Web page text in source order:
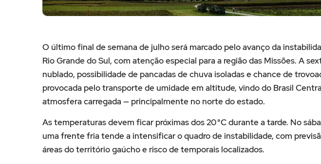
O último final de semana de julho será marcado pelo avanço da
Rio Grande do Sul, com atenção especial para a região das Missões. A
nublado, possibilidade de pancadas de chuva isoladas e chance de
provocada pelo transporte de umidade em altitude, vindo do Brasil
atmosfera carregada — principalmente no norte do estado.
As temperaturas devem ficar próximas dos 20 °C durante a tarde. No
uma frente fria tende a intensificar o quadro de instabilidade, com
áreas do território gaúcho e risco de temporais localizados.